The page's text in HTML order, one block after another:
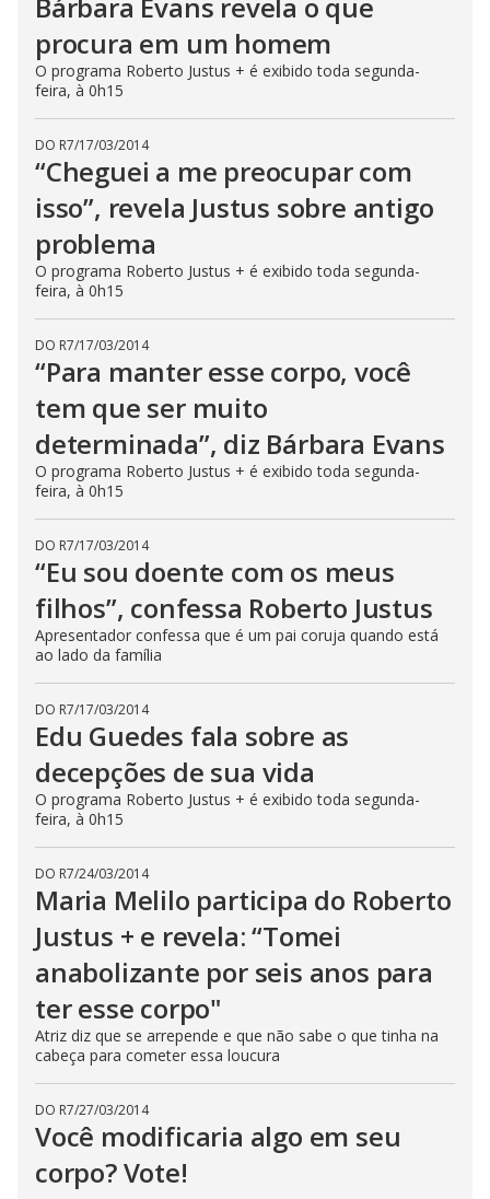
procura em um homem
O programa Roberto Justus + é exibido toda segunda-
feira, à 0h15
DO R7/17/03/2014
“Cheguei a me preocupar com
isso”, revela Justus sobre antigo
problema
O programa Roberto Justus + é exibido toda segunda-
feira, à 0h15
DO R7/17/03/2014
“Para manter esse corpo, você
tem que ser muito
determinada”, diz Bárbara Evans
O programa Roberto Justus + é exibido toda segunda-
feira, à 0h15
DO R7/17/03/2014
“Eu sou doente com os meus
filhos”, confessa Roberto Justus
Apresentador confessa que é um pai coruja quando está
ao lado da família
DO R7/17/03/2014
Edu Guedes fala sobre as
decepções de sua vida
O programa Roberto Justus + é exibido toda segunda-
feira, à 0h15
DO R7/24/03/2014
Maria Melilo participa do Roberto
Justus + e revela: “Tomei
anabolizante por seis anos para
ter esse corpo"
Atriz diz que se arrepende e que não sabe o que tinha na
cabeça para cometer essa loucura
DO R7/27/03/2014
Você modificaria algo em seu
corpo? Vote!